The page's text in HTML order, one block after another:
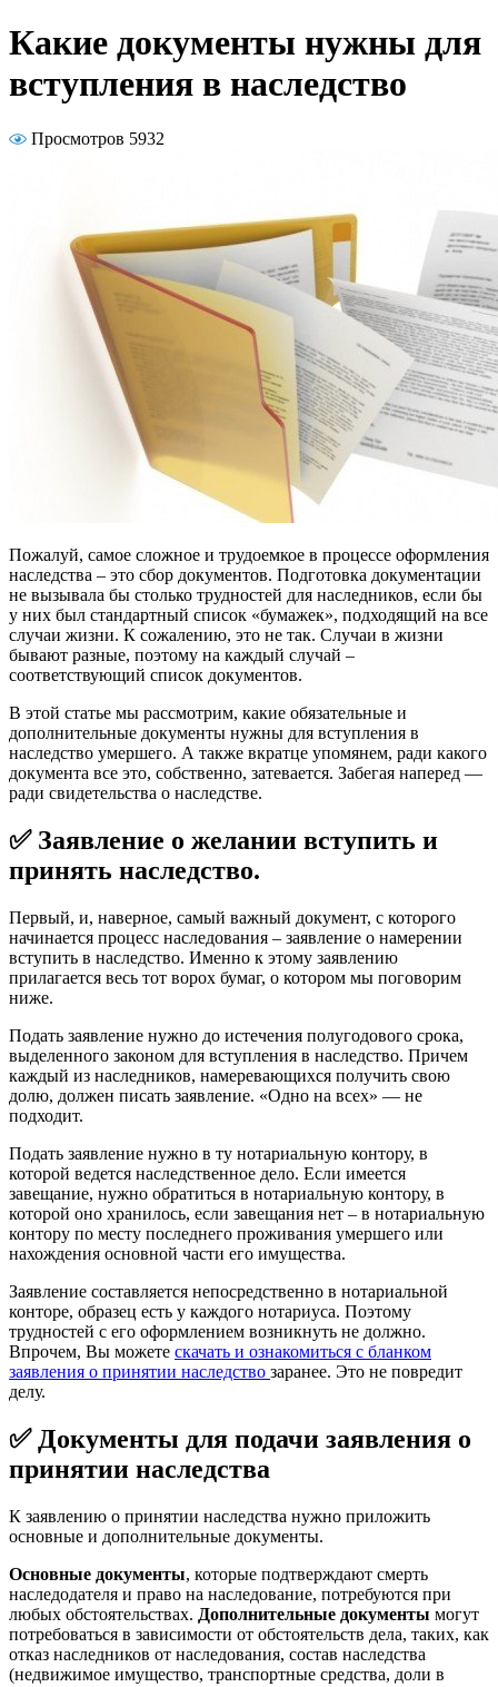
Какие документы нужны для
вступления в наследство
Просмотров 5932
Пожалуй, самое сложное и трудоемкое в процессе оформления
наследства – это сбор документов. Подготовка документации
не вызывала бы столько трудностей для наследников, если бы
у них был стандартный список «бумажек», подходящий на все
случаи жизни. К сожалению, это не так. Случаи в жизни
бывают разные, поэтому на каждый случай –
соответствующий список документов.
В этой статье мы рассмотрим, какие обязательные и
дополнительные документы нужны для вступления в
наследство умершего. А также вкратце упомянем, ради какого
документа все это, собственно, затевается. Забегая наперед —
ради свидетельства о наследстве.
✅ Заявление о желании вступить и
принять наследство.
Первый, и, наверное, самый важный документ, с которого
начинается процесс наследования – заявление о намерении
вступить в наследство. Именно к этому заявлению
прилагается весь тот ворох бумаг, о котором мы поговорим
ниже.
Подать заявление нужно до истечения полугодового срока,
выделенного законом для вступления в наследство. Причем
каждый из наследников, намеревающихся получить свою
долю, должен писать заявление. «Одно на всех» — не
подходит.
Подать заявление нужно в ту нотариальную контору, в
которой ведется наследственное дело. Если имеется
завещание, нужно обратиться в нотариальную контору, в
которой оно хранилось, если завещания нет – в нотариальную
контору по месту последнего проживания умершего или
нахождения основной части его имущества.
Заявление составляется непосредственно в нотариальной
конторе, образец есть у каждого нотариуса. Поэтому
трудностей с его оформлением возникнуть не должно.
Впрочем, Вы можете скачать и ознакомиться с бланком
заявления о принятии наследство заранее. Это не повредит
делу.
✅ Документы для подачи заявления о
принятии наследства
К заявлению о принятии наследства нужно приложить
основные и дополнительные документы.
Основные документы, которые подтверждают смерть
наследодателя и право на наследование, потребуются при
любых обстоятельствах. Дополнительные документы могут
потребоваться в зависимости от обстоятельств дела, таких, как
отказ наследников от наследования, состав наследства
(недвижимое имущество, транспортные средства, доли в